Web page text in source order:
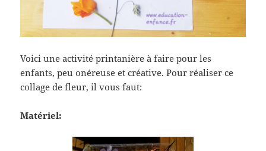
Voici une activité printanière à faire pour les
enfants, peu onéreuse et créative. Pour réaliser ce
collage de fleur, il vous faut:
Matériel: